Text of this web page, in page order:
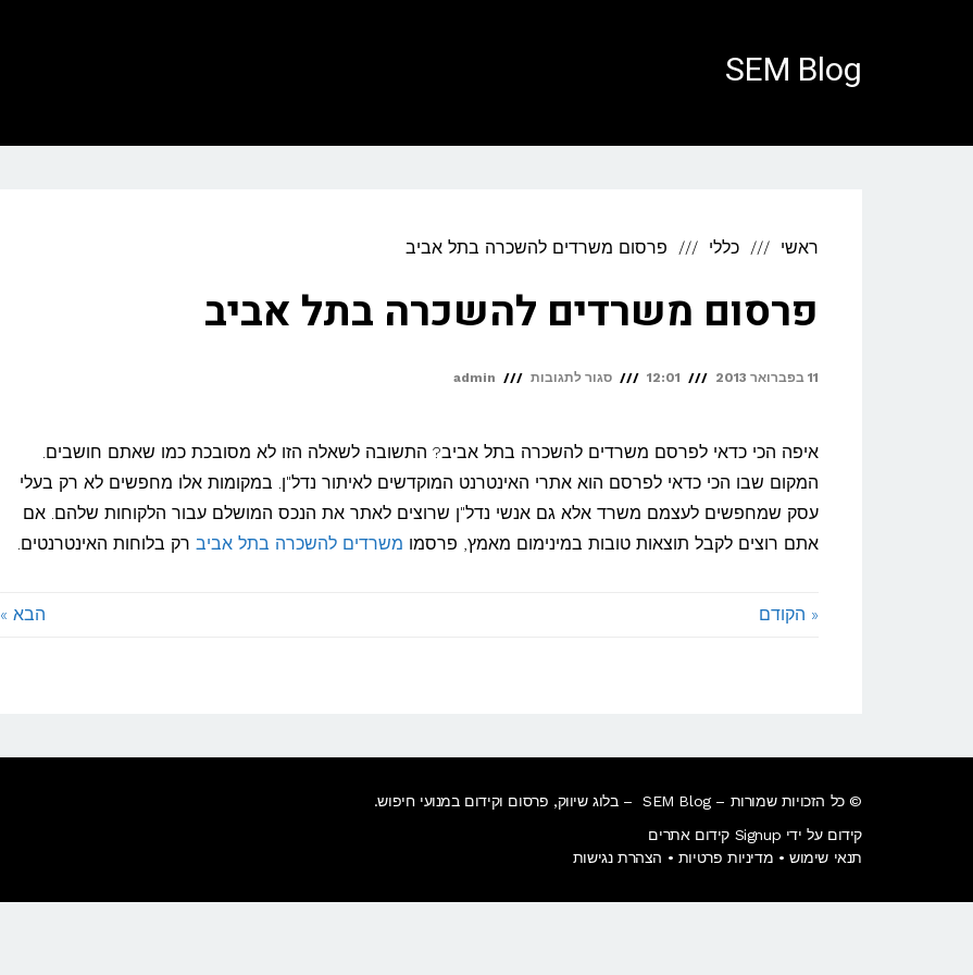
SEM Blog
ראשי כללי פרסום משרדים להשכרה בתל אביב
פרסום משרדים להשכרה בתל אביב
11 בפברואר 2013 12:01 סגור לתגובות על
משרדים
להשכרה
בתל
אביב
admin
איפה הכי כדאי לפרסם משרדים להשכרה בתל אביב? התשובה לשאלה הזו לא מסובכת כמו שאתם חושבים.
המקום שבו הכי כדאי לפרסם הוא אתרי האינטרנט המוקדשים לאיתור נדל"ן. במקומות אלו מחפשים לא רק בעלי
עסק שמחפשים לעצמם משרד אלא גם אנשי נדל"ן שרוצים לאתר את הנכס המושלם עבור הלקוחות שלהם. אם
אתם רוצים לקבל תוצאות טובות במינימום מאמץ, פרסמו משרדים להשכרה בתל אביב רק בלוחות האינטרנטים.
« הקודם הבא »
© כל הזכויות שמורות – SEM Blog – בלוג שיווק, פרסום וקידום במנועי חיפוש.
קידום על ידי Signup קידום אתרים
תנאי שימוש • מדיניות פרטיות • הצהרת נגישות